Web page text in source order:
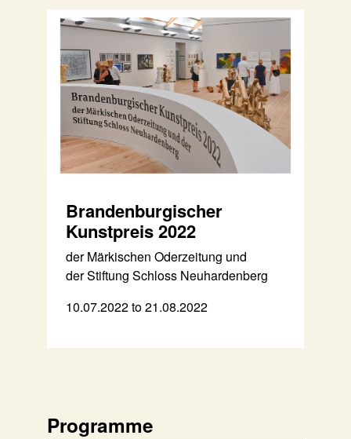
Brandenburgischer
Kunstpreis 2022
der Märkischen Oderzeitung und
der Stiftung Schloss Neuhardenberg
10.07.2022 to 21.08.2022
Programme